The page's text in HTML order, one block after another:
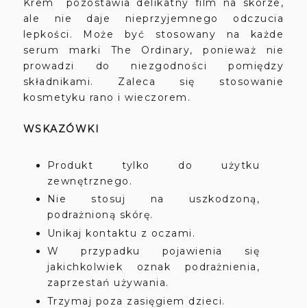
Krem pozostawia delikatny film na skórze,
ale nie daje nieprzyjemnego odczucia
lepkości. Może być stosowany na każde
serum marki The Ordinary, ponieważ nie
prowadzi do niezgodności pomiędzy
składnikami. Zaleca się stosowanie
kosmetyku rano i wieczorem.
WSKAZÓWKI
Produkt tylko do użytku
zewnętrznego.
Nie stosuj na uszkodzoną,
podrażnioną skórę.
Unikaj kontaktu z oczami.
W przypadku pojawienia się
jakichkolwiek oznak podrażnienia,
zaprzestań używania.
Trzymaj poza zasięgiem dzieci.